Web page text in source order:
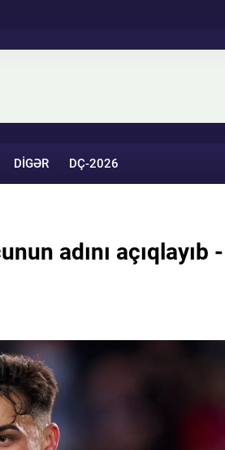
DIGƏR DÇ-2026
adını açıqlayıb -